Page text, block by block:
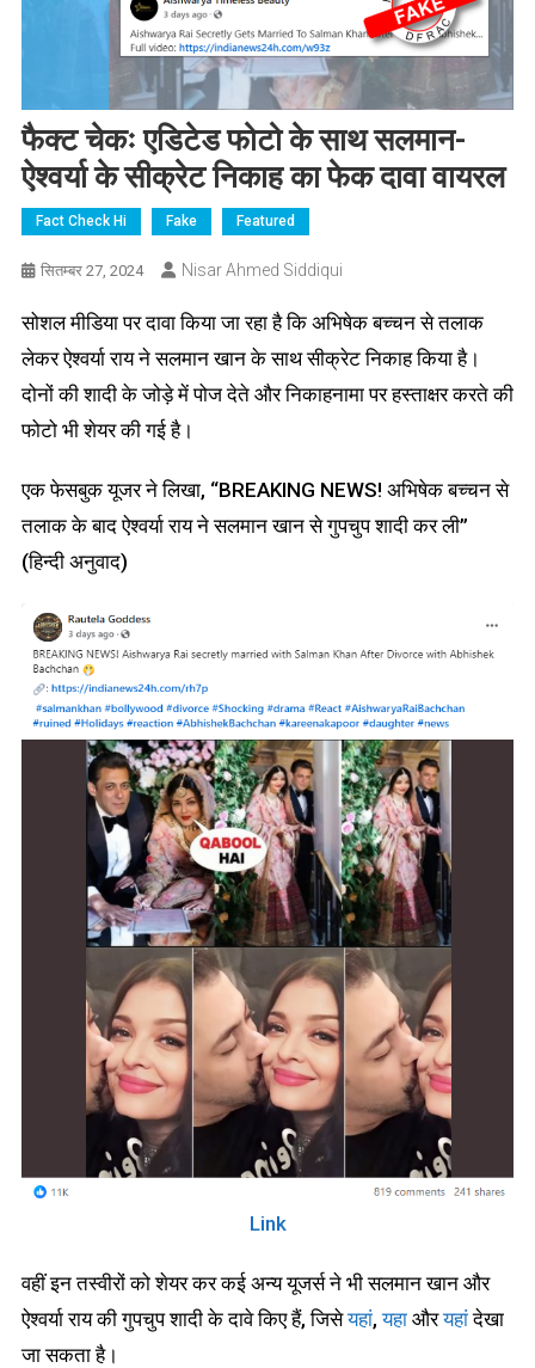
फैक्ट चेकः एडिटेड फोटो के साथ सलमान-
ऐश्वर्या के सीक्रेट निकाह का फेक दावा वायरल
Fact Check Hi Fake Featured
सितम्बर 27, 2024 Nisar Ahmed Siddiqui
सोशल मीडिया पर दावा किया जा रहा है कि अभिषेक बच्चन से तलाक
लेकर ऐश्वर्या राय ने सलमान खान के साथ सीक्रेट निकाह किया है।
दोनों की शादी के जोड़े में पोज देते और निकाहनामा पर हस्ताक्षर करते की
फोटो भी शेयर की गई है।
एक फेसबुक यूजर ने लिखा, “BREAKING NEWS! अभिषेक बच्चन से
तलाक के बाद ऐश्वर्या राय ने सलमान खान से गुपचुप शादी कर ली”
(हिन्दी अनुवाद)
Link
वहीं इन तस्वीरों को शेयर कर कई अन्य यूजर्स ने भी सलमान खान और
ऐश्वर्या राय की गुपचुप शादी के दावे किए हैं, जिसेयहां,यहाऔरयहांदेखा
जा सकता है।